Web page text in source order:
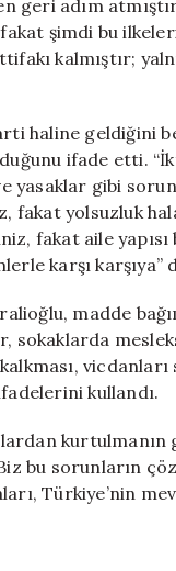
geri adım
şimdi bu
kalmıştır;
haline geldiğini
ifade etti.
yasaklar gibi
fakat yolsuzluk
fakat aile
karşı karşıya”
madde
sokaklarda
kullandı.
kurtulmanın
bu sorunların
Türkiye’nin